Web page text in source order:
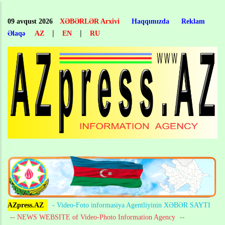
main
content
09 avqust 2026 XƏBƏRLƏR Arxivi Haqqımızda
Reklam
Əlaqə
AZ | EN | RU
AZpress.AZ
- Video-Foto informasiya Agentliyinin XƏBƏR SAYTI
-- NEWS WEBSITE of Video-Photo Information Agency --